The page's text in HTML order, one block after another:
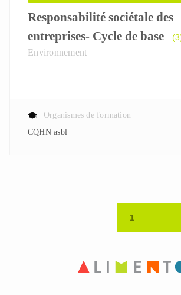
Responsabilité sociétale des
entreprises- Cycle de base
Environnement
Organismes de formation
CQHN asbl
PAGE
1